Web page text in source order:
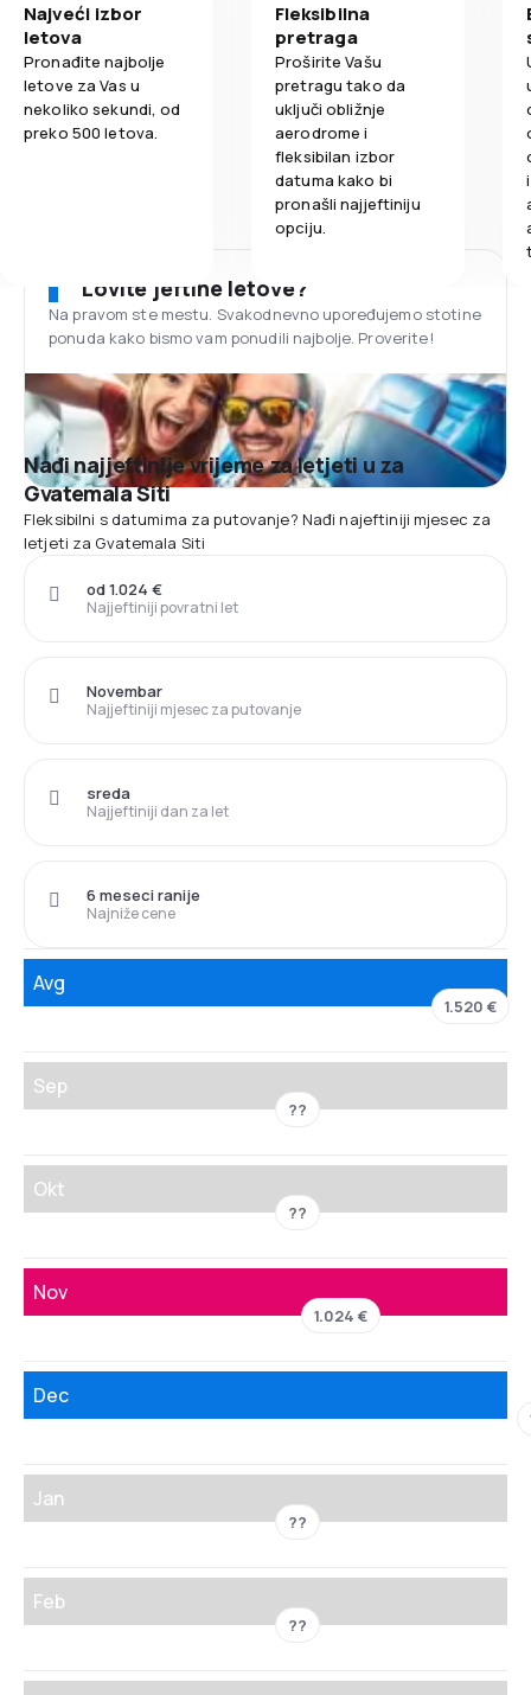
Najveći izbor
letova
Pronađite najbolje
letove za Vas u
nekoliko sekundi, od
preko 500 letova.
Fleksibilna
pretraga
Proširite Vašu
pretragu tako da
uključi obližnje
aerodrome i
fleksibilan izbor
datuma kako bi
pronašli najjeftiniju
opciju.
Lovite jeftine letove?
Na pravom ste mestu. Svakodnevno upoređujemo stotine
ponuda kako bismo vam ponudili najbolje. Proverite!
Nađi najjeftinije vrijeme za letjeti u za
Gvatemala Siti
Fleksibilni s datumima za putovanje? Nađi najeftiniji mjesec za
letjeti za Gvatemala Siti
Najjeftiniji povratni let
od 1.024 €
Najjeftiniji mjesec za putovanje
Novembar
Najjeftiniji dan za let
sreda
Najniže cene
6 meseci ranije
Avg
1.520 €
Sep
??
Okt
??
Nov
1.024 €
Dec
Jan
??
Feb
??